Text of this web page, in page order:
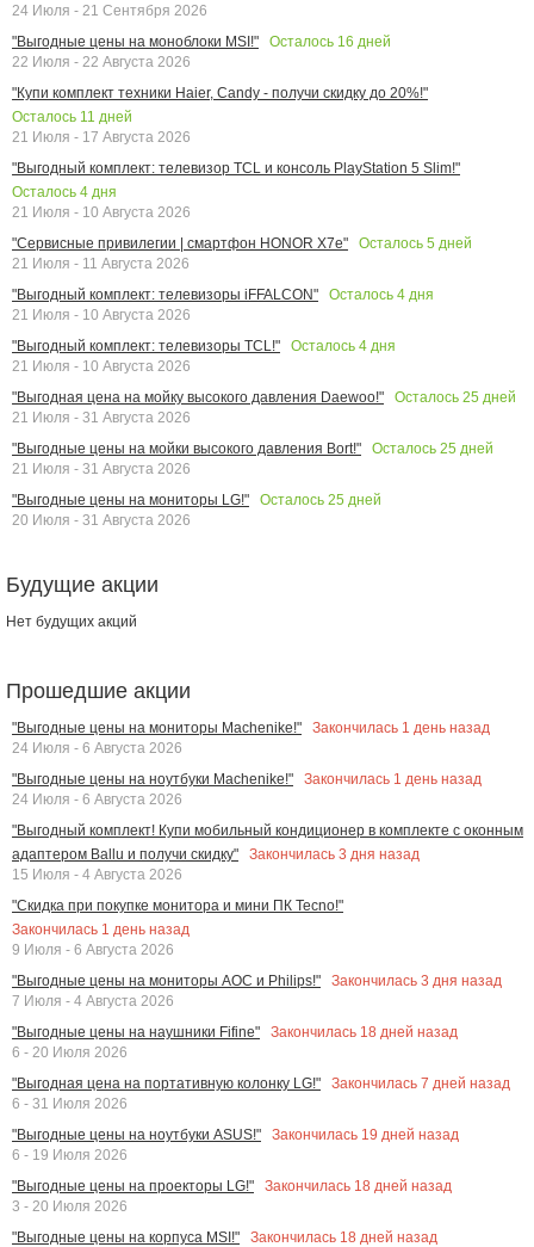
24 Июля - 21 Сентября 2026
"Выгодные цены на моноблоки MSI!"
Осталось 16 дней
22 Июля - 22 Августа 2026
"Купи комплект техники Haier, Candy - получи скидку до 20%!"
Осталось 11 дней
21 Июля - 17 Августа 2026
"Выгодный комплект: телевизор TCL и консоль PlayStation 5 Slim!"
Осталось 4 дня
21 Июля - 10 Августа 2026
"Сервисные привилегии | смартфон HONOR X7e"
Осталось 5 дней
21 Июля - 11 Августа 2026
"Выгодный комплект: телевизоры iFFALCON"
Осталось 4 дня
21 Июля - 10 Августа 2026
"Выгодный комплект: телевизоры TCL!"
Осталось 4 дня
21 Июля - 10 Августа 2026
"Выгодная цена на мойку высокого давления Daewoo!"
Осталось 25 дней
21 Июля - 31 Августа 2026
"Выгодные цены на мойки высокого давления Bort!"
Осталось 25 дней
21 Июля - 31 Августа 2026
"Выгодные цены на мониторы LG!"
Осталось 25 дней
20 Июля - 31 Августа 2026
Будущие акции
Нет будущих акций
Прошедшие акции
"Выгодные цены на мониторы Machenike!" Закончилась 1 день назад
24 Июля - 6 Августа 2026
"Выгодные цены на ноутбуки Machenike!"
Закончилась 1 день назад
24 Июля - 6 Августа 2026
"Выгодный комплект! Купи мобильный кондиционер в комплекте с оконным
адаптером Ballu и получи скидку"
Закончилась 3 дня назад
15 Июля - 4 Августа 2026
"Скидка при покупке монитора и мини ПК Tecno!"
Закончилась 1 день назад
9 Июля - 6 Августа 2026
"Выгодные цены на мониторы AOC и Philips!"
Закончилась 3 дня назад
7 Июля - 4 Августа 2026
"Выгодные цены на наушники Fifine"
Закончилась 18 дней назад
6 - 20 Июля 2026
"Выгодная цена на портативную колонку LG!"
Закончилась 7 дней назад
6 - 31 Июля 2026
"Выгодные цены на ноутбуки ASUS!"
Закончилась 19 дней назад
6 - 19 Июля 2026
"Выгодные цены на проекторы LG!"
Закончилась 18 дней назад
3 - 20 Июля 2026
"Выгодные цены на корпуса MSI!"
Закончилась 18 дней назад